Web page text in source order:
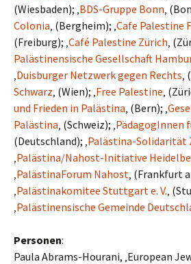
(Wiesbaden); ‚BDS-Gruppe Bonn‚
Colonia‚ (Bergheim); ‚Cafe Palestine
(Freiburg); ‚Café Palestine Zürich‚
Palästinensische Gesellschaft
‚Duisburger Netzwerk gegen Rechts‚
Schwarz‚ (Wien); ‚Free Palestine‚
und Frieden in Palästina‚ (Bern); ‚
Palästina‚ (Schweiz); ‚PädagogInnen
(Deutschland); ‚Palästina-Solidarität
‚Palästina/Nahost-Initiative
‚PalästinaForum Nahost‚ (Frankfurt
‚Palästinakomitee Stuttgart e. V.‚
‚Palästinensische Gemeinde
Personen:
Paula Abrams-Hourani, ‚European